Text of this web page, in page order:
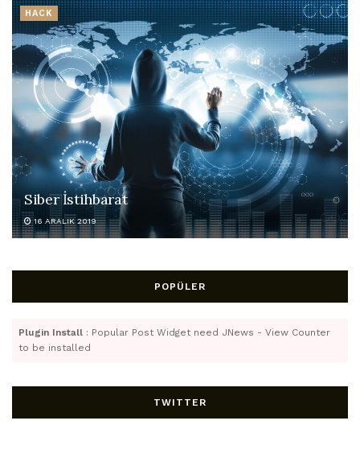
HACK
Siber İstihbarat
16 ARALIK 2019
POPÜLER
Plugin Install : Popular Post Widget need JNews - View Counter
to be installed
TWITTER